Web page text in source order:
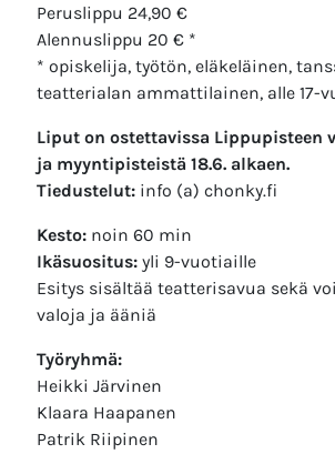
Peruslippu 24,90 €
Alennuslippu 20 € *
* opiskelija, työtön, eläkeläinen,
teatterialan ammattilainen, alle 17-
Liput on ostettavissa Lippupisteen
ja myyntipisteistä 18.6. alkaen.
Tiedustelut:info (a) chonky.fi
Kesto:noin 60 min
Ikäsuositus:yli 9-vuotiaille
Esitys sisältää teatterisavua sekä
valoja ja ääniä
Työryhmä:
Heikki Järvinen
Klaara Haapanen
Patrik Riipinen